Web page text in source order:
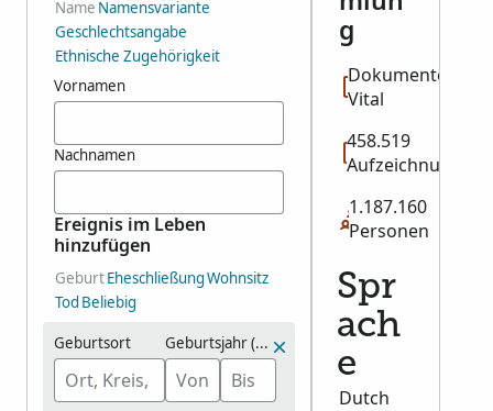
Name Namensvariante
Geschlechtsangabe
Ethnische Zugehörigkeit
Vornamen
Nachnamen
Ereignis im Leben
hinzufügen
GeburtEheschließungWohnsitz
Tod Beliebig
Geburtsort Geburtsjahr (Zeitraum)
g
Dokumentenart:
Vital
458.519
Aufzeichnungen
1.187.160
Personen
Spr
ach
e
Dutch